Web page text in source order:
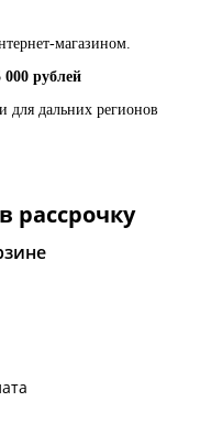
магазином.
000 рублей
для дальних регионов
рассрочку